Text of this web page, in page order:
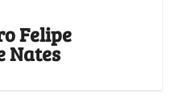
Felipe
Nates